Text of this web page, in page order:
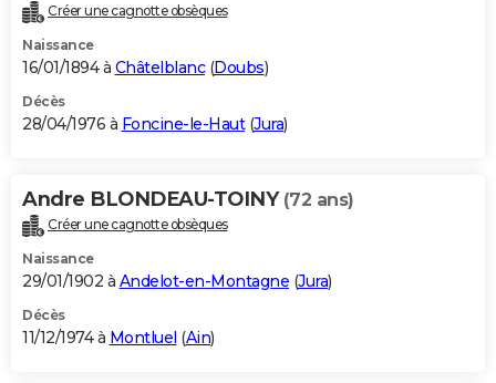
Créer une cagnotte obsèques
Naissance
16/01/1894 à Châtelblanc(Doubs)
Décès
28/04/1976 à Foncine-le-Haut(Jura)
Andre BLONDEAU-TOINY (72 ans)
Créer une cagnotte obsèques
Naissance
29/01/1902 à Andelot-en-Montagne (Jura)
Décès
11/12/1974 à Montluel (Ain)